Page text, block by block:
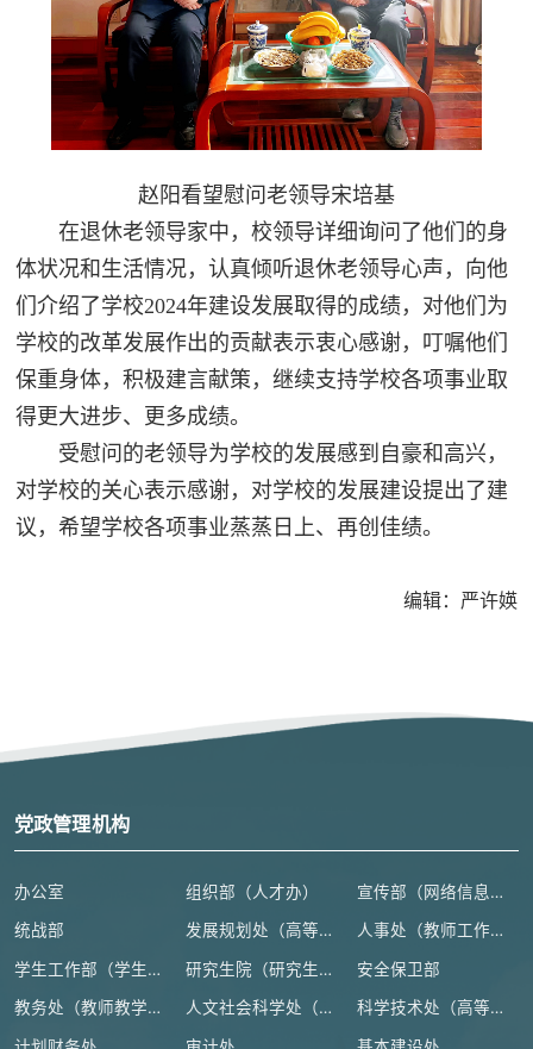
赵阳看望慰问老领导宋培基
在退休老领导家中，校领导详细询问了他们的身
体状况和生活情况，认真倾听退休老领导心声，向他
们介绍了学校2024年建设发展取得的成绩，对他们为
学校的改革发展作出的贡献表示衷心感谢，叮嘱他们
保重身体，积极建言献策，继续支持学校各项事业取
得更大进步、更多成绩。
受慰问的老领导为学校的发展感到自豪和高兴，
对学校的关心表示感谢，对学校的发展建设提出了建
议，希望学校各项事业蒸蒸日上、再创佳绩。
编辑：严许媖
党政管理机构
办公室 组织部（人才办） 宣传部（网络信息安全管理与新闻中心）
统战部 发展规划处（高等教育研究所） 人事处（教师工作部）
学生工作部（学生处、人武部） 研究生院（研究生工作部、学科建设办公室） 安全保卫部
教务处（教师教学发展中心） 人文社会科学处（高等人文研究院） 科学技术处（高等研究院）